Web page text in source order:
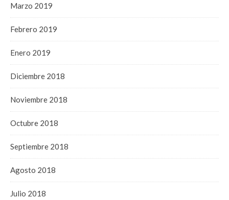
Marzo 2019
Febrero 2019
Enero 2019
Diciembre 2018
Noviembre 2018
Octubre 2018
Septiembre 2018
Agosto 2018
Julio 2018